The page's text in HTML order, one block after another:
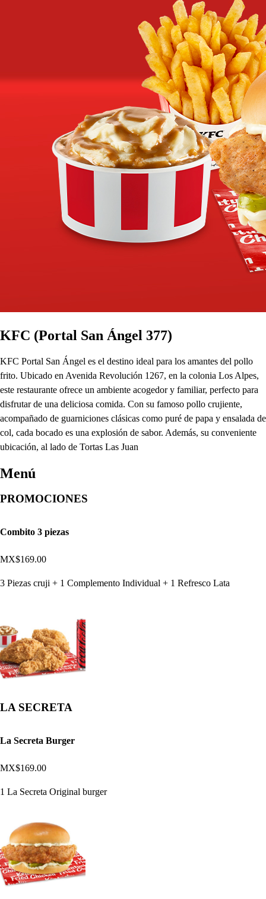
KFC (Portal San Ángel 377)
KFC Portal San Ángel es el destino ideal para los amantes del pollo
frito. Ubicado en Avenida Revolución 1267, en la colonia Los Alpes,
este restaurante ofrece un ambiente acogedor y familiar, perfecto para
disfrutar de una deliciosa comida. Con su famoso pollo crujiente,
acompañado de guarniciones clásicas como puré de papa y ensalada de
col, cada bocado es una explosión de sabor. Además, su conveniente
ubicación, al lado de Tortas Las Juan
Menú
PROMOCIONES
Combito 3 piezas
MX$169.00
3 Piezas cruji + 1 Complemento Individual + 1 Refresco Lata
LA SECRETA
La Secreta Burger
MX$169.00
1 La Secreta Original burger